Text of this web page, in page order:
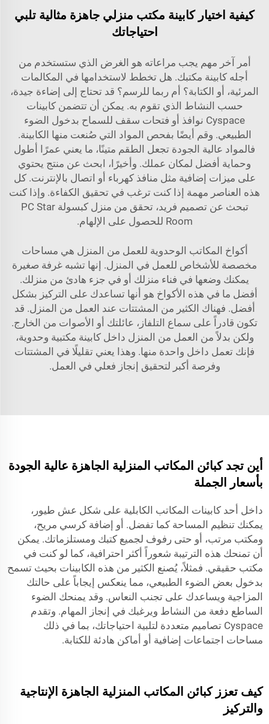
كيفية اختيار كابينة مكتب منزلي جاهزة مثالية تلبي
احتياجاتك
أمر آخر مهم يجب مراعاته هو الغرض الذي ستستخدم من
أجله كابينة مكتبك. هل تخطط لاستخدامها في المكالمات
المرئية، أو الكتابة؟ أم ربما للرسم؟ قد تحتاج إلى إضاءة جيدة،
حسب النشاط الذي تقوم به. يمكن أن تتضمن كابينات
Cyspace نوافذ أو فتحات سقف للسماح بدخول الضوء
الطبيعي. وقم أيضًا بفحص المواد التي صُنعت منها الكابينة.
فالمواد عالية الجودة تجعل الطقم متينًا، ما يعني عمرًا أطول
وحماية أفضل لمكان عملك. وأخيرًا، ابحث عن منتج يحتوي
على ميزات إضافية مثل منافذ كهرباء أو اتصال بالإنترنت. كل
هذه العناصر مهمة إذا كنت ترغب في تحقيق الكفاءة. وإذا كنت
تبحث عن تصميم فريد، تحقق من
منزل كبسولة PC Star
Room للحصول على الإلهام.
أكواخ المكاتب الوحدوية للعمل من المنزل هي مساحات
مخصصة للأشخاص للعمل في المنزل. إنها تشبه غرفة صغيرة
يمكنك وضعها في فناء منزلك أو في جزء هادئ من منزلك.
أفضل ما في هذه الأكواخ هو أنها تساعدك على التركيز بشكل
أفضل. فهناك الكثير من المشتتات عند العمل من المنزل. قد
تكون قادراً على سماع التلفاز، عائلتك أو الأصوات من الخارج.
ولكن بدلاً من العمل من المنزل داخل كابينة مكتبية وحدوية،
فإنك تعمل داخل واحدة منها. وهذا يعني تقليلًا في المشتتات
وفرصة أكبر لتحقيق إنجاز فعلي في العمل.
أين تجد كبائن المكاتب المنزلية الجاهزة عالية الجودة
بأسعار الجملة
داخل أحد كابينات المكاتب الكابلية على شكل عش طيور،
يمكنك تنظيم المساحة كما تفضل. أو إضافة كرسي مريح،
ومكتب مرتب، أو حتى رفوف لجميع كتبك ومستلزماتك. يمكن
أن تمنحك هذه الترتيبة شعوراً أكثر احترافية، كما لو كنت في
مكتب حقيقي. فمثلاً، يُصنع الكثير من هذه الكابينات بحيث تسمح
بدخول بعض الضوء الطبيعي، مما ينعكس إيجاباً على حالتك
المزاجية ويساعدك على تجنب النعاس. وقد يمنحك الضوء
الساطع دفعة من النشاط ويرغبك في إنجاز المهام. وتقدم
Cyspace تصاميم متعددة لتلبية احتياجاتك، بما في ذلك
مساحات اجتماعات إضافية أو أماكن هادئة للكتابة.
كيف تعزز كبائن المكاتب المنزلية الجاهزة الإنتاجية
والتركيز